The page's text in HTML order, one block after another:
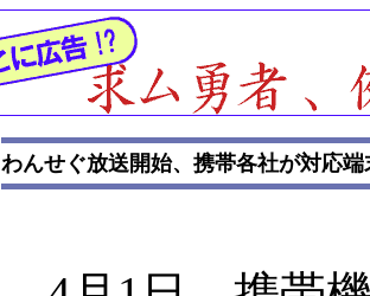
わんせぐ放送開始、携帯各社が対応端